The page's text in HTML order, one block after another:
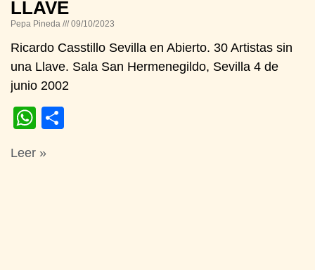
LLAVE
Pepa Pineda 09/10/2023
Ricardo Casstillo Sevilla en Abierto. 30 Artistas sin
una Llave. Sala San Hermenegildo, Sevilla 4 de
junio 2002
WhatsApp
Leer »